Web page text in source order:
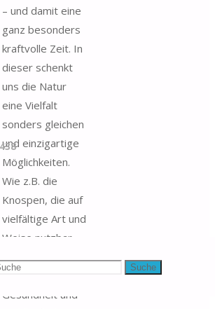
Suche
– und damit eine
ganz besonders
kraftvolle Zeit. In
dieser schenkt
uns die Natur
eine Vielfalt
sonders gleichen
und einzigartige
Möglichkeiten.
Wie z.B. die
Knospen, die auf
vielfältige Art und
Weise nutzbar
und hilfreich sind.
Gesundheit und